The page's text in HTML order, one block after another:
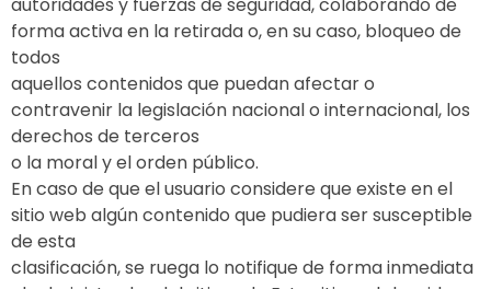
autoridades y fuerzas de seguridad, colaborando de
forma activa en la retirada o, en su caso, bloqueo de
todos
aquellos contenidos que puedan afectar o
contravenir la legislación nacional o internacional, los
derechos de terceros
o la moral y el orden público.
En caso de que el usuario considere que existe en el
sitio web algún contenido que pudiera ser susceptible
de esta
clasificación, se ruega lo notifique de forma inmediata